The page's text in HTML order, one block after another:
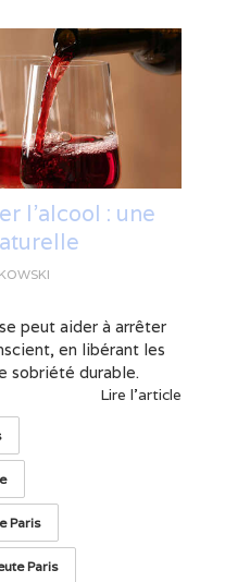
l’alcool : une
peut aider à arrêter
en libérant les
sobriété durable.
Lire l'article
Paris
Paris